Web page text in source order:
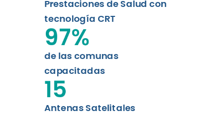
Prestaciones de Salud con
tecnología CRT
de las comunas
capacitadas
97%
Antenas Satelitales
15